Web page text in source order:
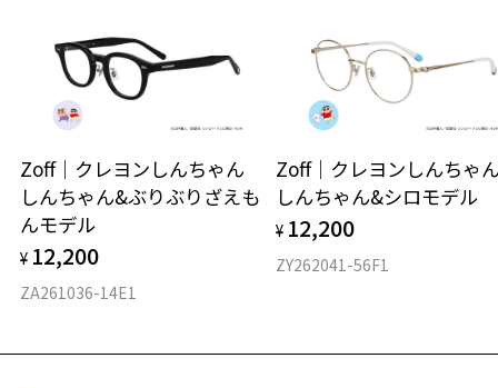
お気に入りに追加済です。
こちら
※着脱式サングラス：デモレンズ、アタッチメント込みの重さ
タイプ
材質
フロント素材：スーパーエンジニアリング・プラスチック
Zoff｜クレヨンしんちゃん
しんちゃん&ぶりぶりざえも
んモデル
¥ 12,200
ZA261036-14E1
Zoff｜クレヨンしんち
しんちゃん&シロモデル
¥ 12,200
ZY262041-56F1